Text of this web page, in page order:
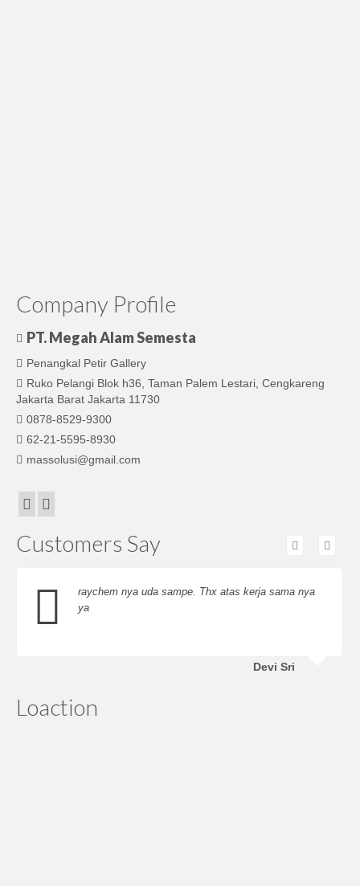
Company Profile
PT. Megah Alam Semesta
Penangkal Petir Gallery
Ruko Pelangi Blok h36, Taman Palem Lestari, Cengkareng
Jakarta Barat Jakarta 11730
0878-8529-9300
62-21-5595-8930
massolusi@gmail.com
Customers Say
raychem nya uda sampe. Thx atas kerja sama nya
ya
Devi Sri
Loaction